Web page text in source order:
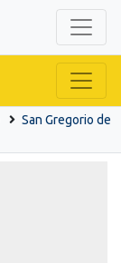
San Gregorio de